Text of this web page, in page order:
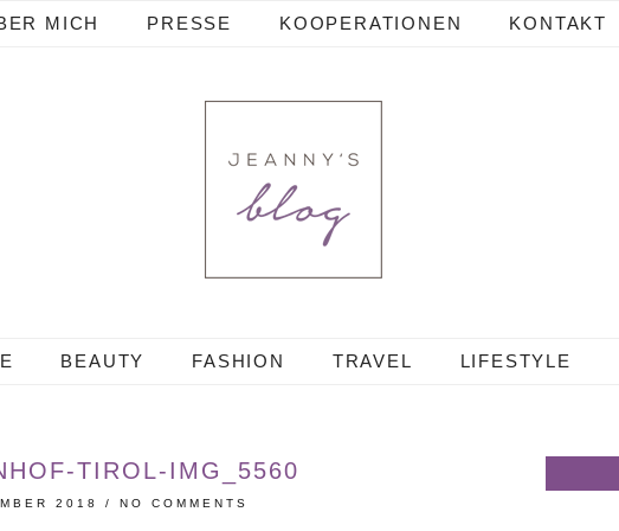
MICH PRESSE KOOPERATIONEN KONTAKT
BEAUTY FASHION TRAVEL LIFESTYLE
TIROL-IMG_5560
2018 /NO COMMENTS